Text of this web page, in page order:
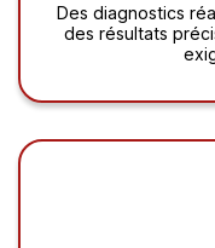
Des diagnostics
des résultats